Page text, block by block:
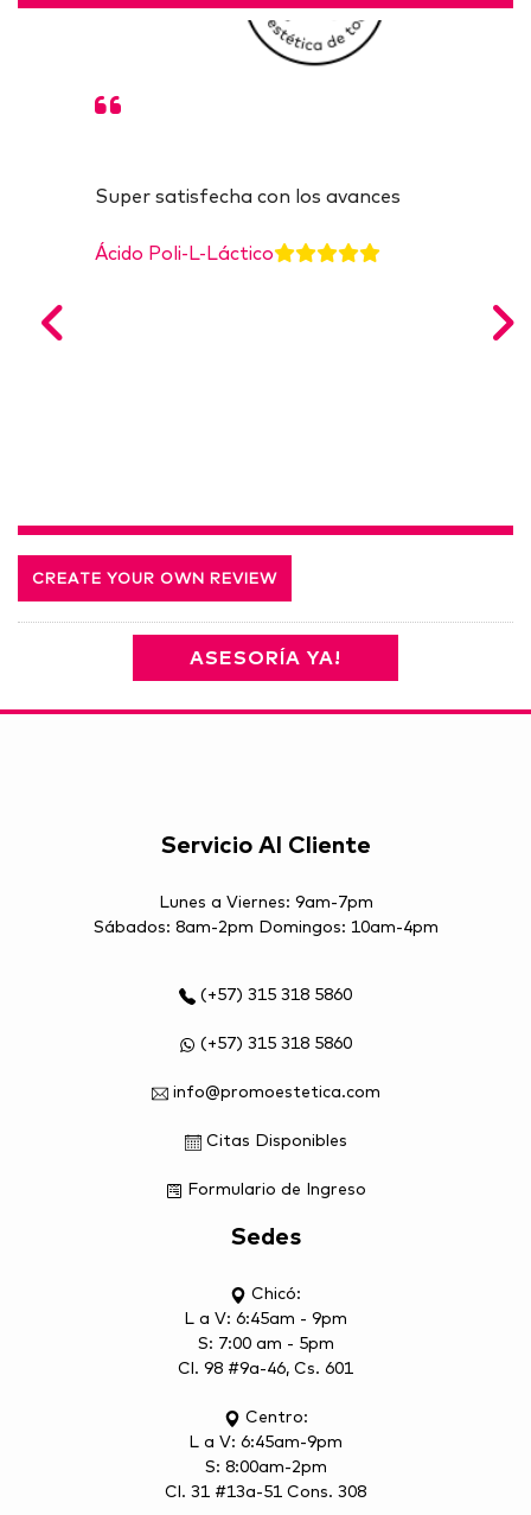
Muy satisfecha
Ácido Poli-L-Láctico
Super satisfecha con los avances
Ácido Poli-L-Láctico
CREATE YOUR OWN REVIEW
ASESORÍA YA!
Servicio Al Cliente
Lunes a Viernes: 9am-7pm
Sábados: 8am-2pm Domingos: 10am-4pm
(+57) 315 318 5860
(+57) 315 318 5860
info@promoestetica.com
Citas Disponibles
Formulario de Ingreso
Sedes
Chicó:
L a V: 6:45am - 9pm
S: 7:00 am - 5pm
Cl. 98 #9a-46, Cs. 601
Centro:
L a V: 6:45am-9pm
S: 8:00am-2pm
Cl. 31 #13a-51 Cons. 308